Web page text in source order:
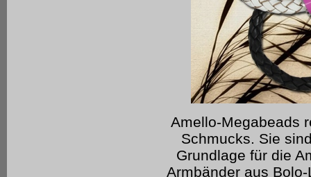
Amello-Megabeads
Schmucks. Sie
Grundlage für die
Armbänder aus